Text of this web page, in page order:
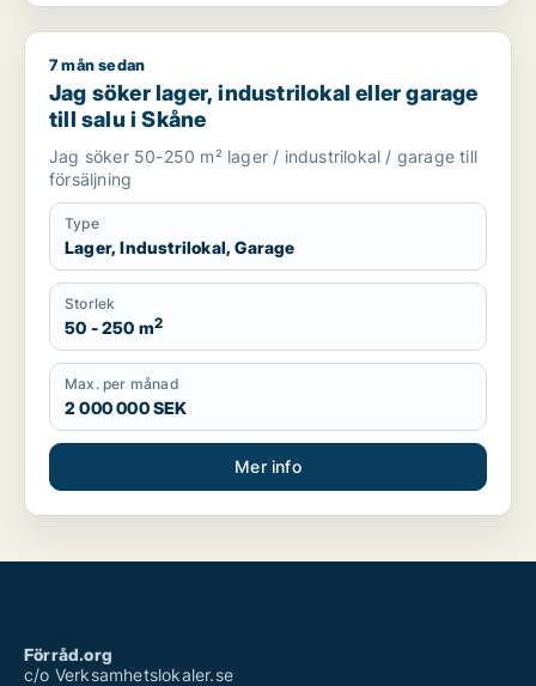
Jag söker lager, industrilokal eller garage till salu i Skåne
7 mån sedan
Jag söker lager, industrilokal eller garage
till salu i Skåne
Jag söker 50-250 m² lager / industrilokal / garage till
försäljning
Type
Lager, Industrilokal, Garage
Storlek
50 - 250 m2
Max. per månad
2 000 000 SEK
Mer info
Förråd.org
c/o Verksamhetslokaler.se